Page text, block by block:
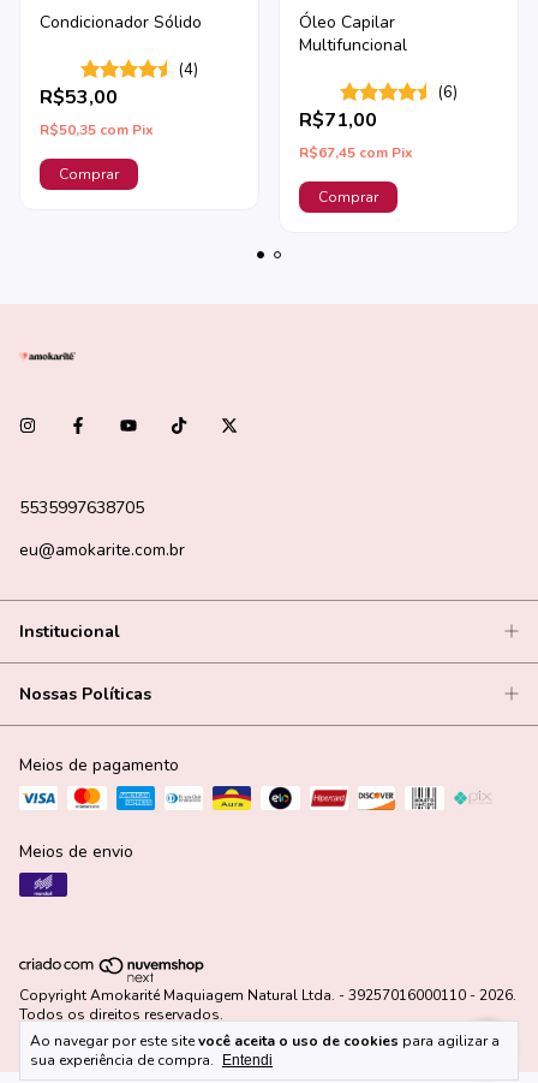
Ao navegar por este sitevocê aceita o uso de cookies para agilizar a
sua experiência de compra.
Entendi
Condicionador Sólido
(4)
R$53,00
R$50,35 com Pix
Óleo Capilar
Multifuncional
(6)
R$71,00
R$67,45 com Pix
5535997638705
eu@amokarite.com.br
Institucional
Nossas Políticas
Meios de pagamento
Meios de envio
Copyright Amokarité Maquiagem Natural Ltda. - 39257016000110 - 2026.
Todos os direitos reservados.